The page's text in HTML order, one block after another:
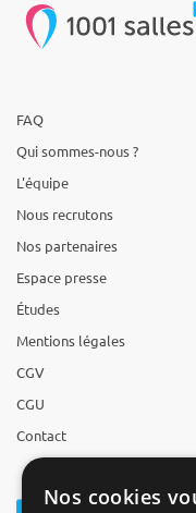
FAQ
Qui sommes-nous ?
L'équipe
Nous recrutons
Nos partenaires
Espace presse
Études
Mentions légales
CGV
CGU
Contact
Nos cookies